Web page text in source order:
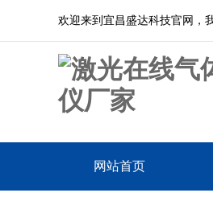
欢迎来到宜昌盛达科技官网，
网站首页